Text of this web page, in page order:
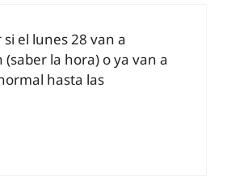
el lunes 28 van a
la hora) o ya van a
hasta las